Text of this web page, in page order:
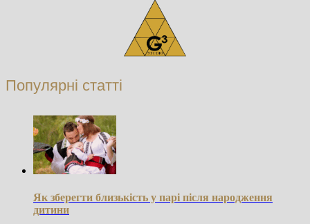
Популярні статті
Як зберегти близькість у парі після народження
дитини